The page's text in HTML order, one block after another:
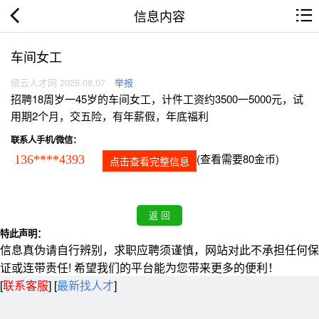
信息内容
车间女工
缙云人才网 2026.08.07 举报
招聘18周岁一45岁的车间女工，计件工资约3500一5000元，试
用期2个月，交五险，有年薪假，年底福利
联系人手机/微信：
136****4393 点击查看完整信息 (查看需要80金币)
特此声明：
信息真伪请自行辨别，求职应聘须谨慎，网站对此不承担任何保
证或连带责任! 希望我们的平台能为您带来更多的便利！
[联系客服] [最新找人才]